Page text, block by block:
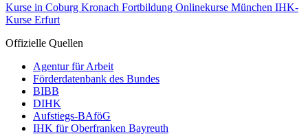
Kurse in Coburg Kronach Fortbildung Onlinekurse München IHK-
Kurse Erfurt
Offizielle Quellen
Agentur für Arbeit
Förderdatenbank des Bundes
BIBB
DIHK
Aufstiegs-BAföG
IHK für Oberfranken Bayreuth